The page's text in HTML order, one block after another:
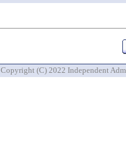
Copyright (C) 2022 Independent